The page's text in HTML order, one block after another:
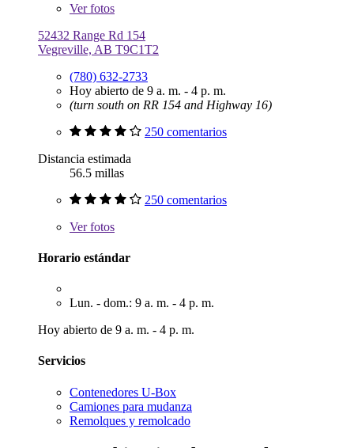
Verfotos
52432 Range Rd 154
Vegreville, AB T9C1T2
(780) 632-2733
Hoy abierto de 9 a. m. - 4 p. m.
(turn south on RR 154 and Highway 16)
250 comentarios
Distancia estimada
56.5 millas
250 comentarios
Verfotos
Horario estándar
Lun. - dom.: 9 a. m. - 4 p. m.
Hoy abierto de 9 a. m. - 4 p. m.
Servicios
Contenedores U-Box
Camiones para mudanza
Remolques y remolcado